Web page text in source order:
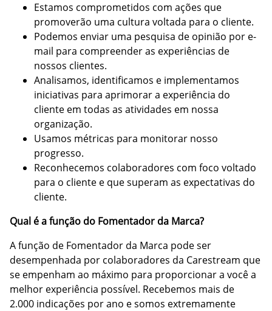
Estamos comprometidos com ações que
promoverão uma cultura voltada para o cliente.
Podemos enviar uma pesquisa de opinião por e-
mail para compreender as experiências de
nossos clientes.
Analisamos, identificamos e implementamos
iniciativas para aprimorar a experiência do
cliente em todas as atividades em nossa
organização.
Usamos métricas para monitorar nosso
progresso.
Reconhecemos colaboradores com foco voltado
para o cliente e que superam as expectativas do
cliente.
Qual é a função do Fomentador da Marca?
A função de Fomentador da Marca pode ser
desempenhada por colaboradores da Carestream que
se empenham ao máximo para proporcionar a você a
melhor experiência possível. Recebemos mais de
2.000 indicações por ano e somos extremamente